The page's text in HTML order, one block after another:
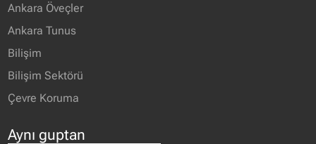
Ankara Öveçler
Ankara Tunus
Bilişim
Bilişim Sektörü
Çevre Koruma
Aynı guptan